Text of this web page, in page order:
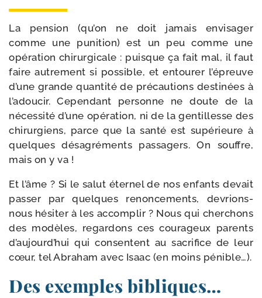
La pen­sion (qu’on ne doit jamais envi­sa­ger
comme une puni­tion) est un peu comme une
opé­ra­tion chi­rur­gi­cale : puisque ça fait mal, il faut
faire autre­ment si pos­sible, et entou­rer l’é­preuve
d’une grande quan­ti­té de pré­cau­tions des­ti­nées à
l’a­dou­cir. Cependant per­sonne ne doute de la
néces­si­té d’une opé­ra­tion, ni de la gen­tillesse des
chi­rur­giens, parce que la san­té est supé­rieure à
quelques désa­gré­ments pas­sa­gers. On souffre,
mais on y va !
Et l’âme ? Si le salut éter­nel de nos enfants devait
pas­ser par quelques renon­ce­ments, devrions-​
nous hési­ter à les accom­plir ? Nous qui cher­chons
des modèles, regar­dons ces cou­ra­geux parents
d’au­jourd’­hui qui consentent au sacri­fice de leur
cœur, tel Abraham avec Isaac (en moins pénible…).
Des exemples bibliques…